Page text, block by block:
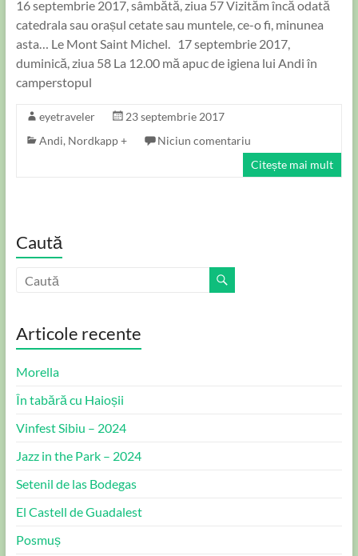
16 septembrie 2017, sâmbătă, ziua 57 Vizităm încă odată
catedrala sau orașul cetate sau muntele, ce-o fi, minunea
asta… Le Mont Saint Michel. 17 septembrie 2017,
duminică, ziua 58 La 12.00 mă apuc de igiena lui Andi în
camperstopul
eyetraveler
23 septembrie 2017
Andi, Nordkapp +
Niciun comentariu
Citește mai mult
Caută
Articole recente
Morella
În tabără cu Haioșii
Vinfest Sibiu – 2024
Jazz in the Park – 2024
Setenil de las Bodegas
El Castell de Guadalest
Posmuș